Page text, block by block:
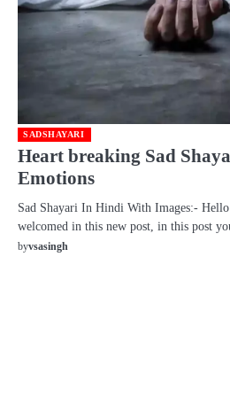
SADSHAYARI
Heart breaking Sad
Emotions
Sad Shayari In Hindi With Images:-
welcomed in this new post, in this post
byvsasingh